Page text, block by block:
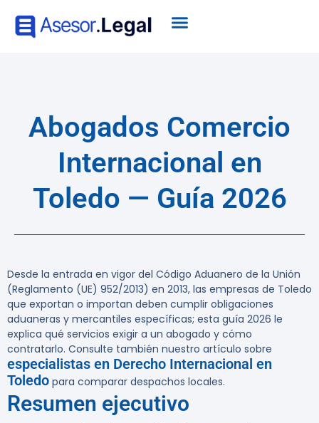
Abogados Comercio
Internacional en
Toledo — Guía 2026
Desde la entrada en vigor del Código Aduanero de la Unión
(Reglamento (UE) 952/2013) en 2013, las empresas de Toledo
que exportan o importan deben cumplir obligaciones
aduaneras y mercantiles específicas; esta guía 2026 le
explica qué servicios exigir a un abogado y cómo
contratarlo. Consulte también nuestro artículo sobre
especialistas en Derecho Internacional en
Toledo para comparar despachos locales.
Resumen ejecutivo